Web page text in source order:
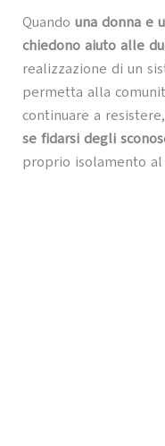
Quando una donna e
chiedono aiuto alle
realizzazione di un
permetta alla
continuare a resistere,
se fidarsi degli
proprio isolamento al